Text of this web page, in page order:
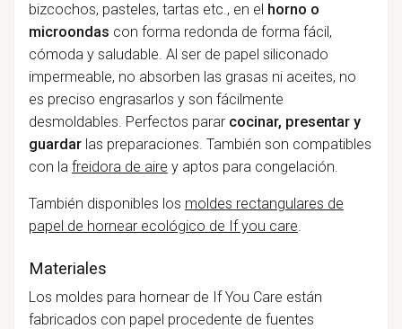
bizcochos, pasteles, tartas etc., en el horno o
microondas con forma redonda de forma fácil,
cómoda y saludable. Al ser de papel siliconado
impermeable, no absorben las grasas ni aceites, no
es preciso engrasarlos y son fácilmente
desmoldables. Perfectos parar cocinar, presentar y
guardarlas preparaciones. También son compatibles
con la freidora de aire y aptos para congelación.
También disponibles los moldes rectangulares de
papel de hornear ecológico de If you care.
Materiales
Los moldes para hornear de If You Care están
fabricados con papel procedente de fuentes